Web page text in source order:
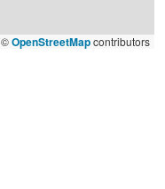
©OpenStreetMapcontributors